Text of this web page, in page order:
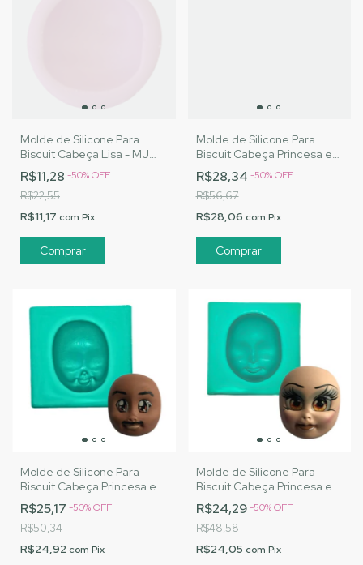
Molde de Silicone Para
Biscuit Cabeça Lisa - MJ
Artesanatos |Cód.3060
R$11,28 -50%OFF
R$22,55
R$11,17 com Pix
Molde de Silicone Para
Biscuit Cabeça Princesa e
Vilã - MJ Artesanatos |Cód.
A131
R$28,34 -50%OFF
R$56,67
R$28,06 com Pix
Molde de Silicone Para
Biscuit Cabeça Princesa e
Vilã 1 - MJ Artesanatos
|Cód. A132
R$25,17 -50%OFF
R$50,34
R$24,92 com Pix
Molde de Silicone Para
Biscuit Cabeça Princesa e
Vilã 2 - MJ Artesanatos
|Cód. A133
R$24,29-50%OFF
R$48,58
R$24,05 com Pix